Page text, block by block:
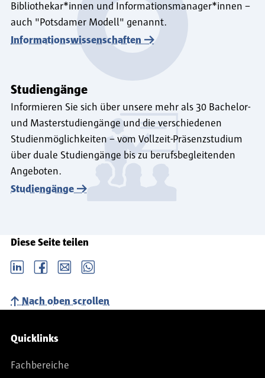
Bibliothekar*innen und Informationsmanager*innen –
auch "Potsdamer Modell" genannt.
Informationswissenschaften
Studiengänge
Informieren Sie sich über unsere mehr als 30 Bachelor-
und Masterstudiengänge und die verschiedenen
Studienmöglichkeiten – vom Vollzeit-Präsenzstudium
über duale Studiengänge bis zu berufsbegleitenden
Angeboten.
Studiengänge
Diese Seite teilen
LinkedIn Facebook email Whatsapp
Nach oben scrollen
Service-Navigation
Quicklinks
Fachbereiche